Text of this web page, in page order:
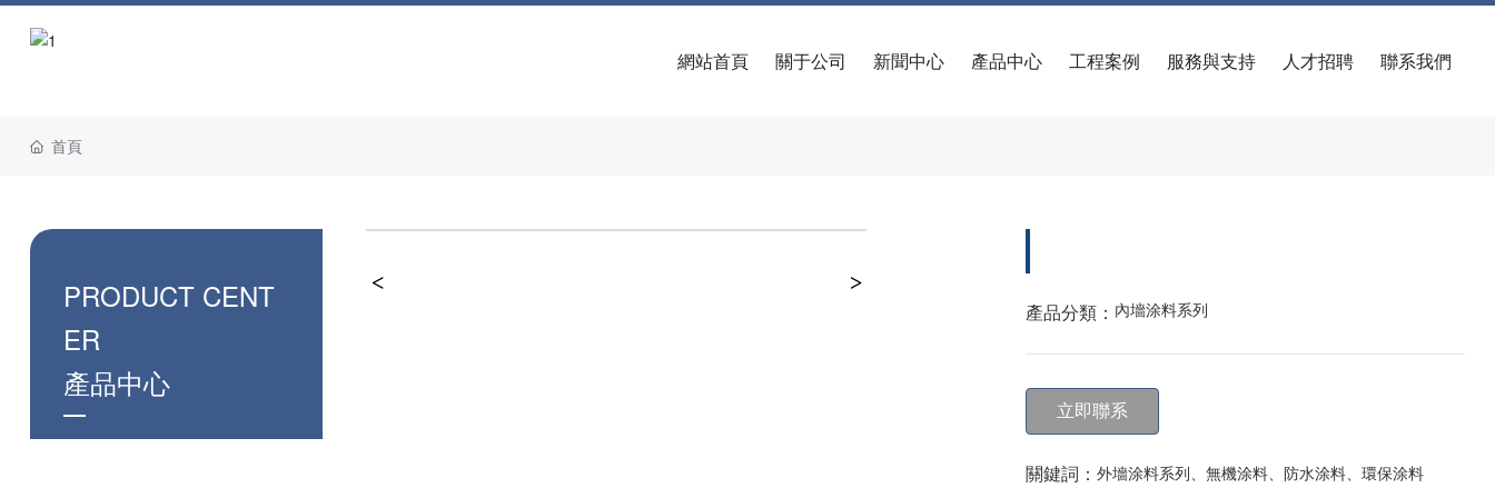
網站首頁 關于公司 新聞中心 產品中心 工程案例 服務與支持 人才招聘 聯系我們
首頁
PRODUCT CENT
ER
產品中心
產品分類： 內墻涂料系列
立即聯系
關鍵詞：外墻涂料系列、無機涂料、防水涂料、環保涂料